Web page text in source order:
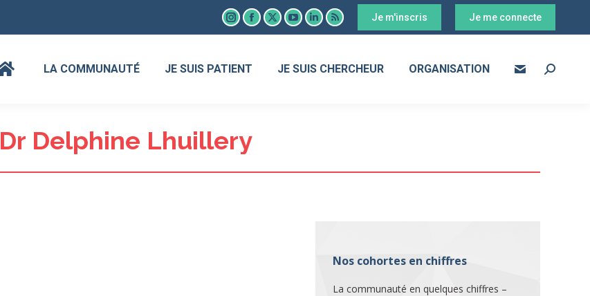
Instagram
opens
Facebook
opens
X
opens
YouTube
opens
LinkedIn
opens
RSS
opens
Je m'inscris Je me connecte
LA COMMUNAUTÉ JE SUIS PATIENT JE SUIS CHERCHEUR ORGANISATION Search:
Dr Delphine Lhuillery
Nos cohortes en chiffres
La communauté en quelques chiffres –